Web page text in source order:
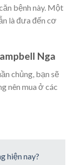
bệnh này. Một
là đưa đến cơ
Nga
chủng, bạn sẽ
nên mua ở các
hiện nay?